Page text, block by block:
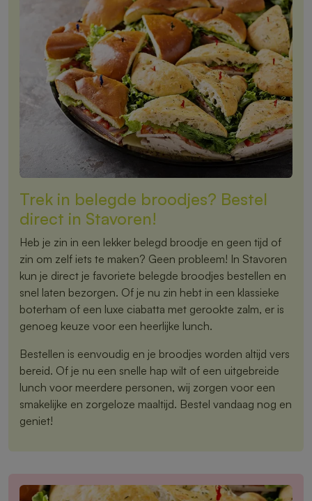
Trek in belegde broodjes? Bestel
direct in Stavoren!
Heb je zin in een lekker belegd broodje en geen tijd of
zin om zelf iets te maken? Geen probleem! In Stavoren
kun je direct je favoriete belegde broodjes bestellen en
snel laten bezorgen. Of je nu zin hebt in een klassieke
boterham of een luxe ciabatta met gerookte zalm, er is
genoeg keuze voor een heerlijke lunch.
Bestellen is eenvoudig en je broodjes worden altijd vers
bereid. Of je nu een snelle hap wilt of een uitgebreide
lunch voor meerdere personen, wij zorgen voor een
smakelijke en zorgeloze maaltijd. Bestel vandaag nog en
geniet!